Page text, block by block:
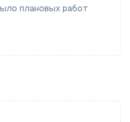
плановых работ